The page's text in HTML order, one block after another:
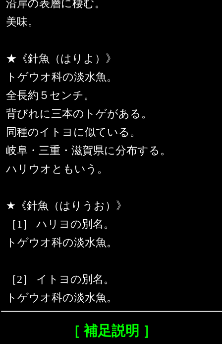
沿岸の表層に棲む。
美味。
★《針魚（はりよ）》
トゲウオ科の淡水魚。
全長約５センチ。
背びれに三本のトゲがある。
同種のイトヨに似ている。
岐阜・三重・滋賀県に分布する。
ハリウオともいう。
★《針魚（はりうお）》
［1］ ハリヨの別名。
トゲウオ科の淡水魚。
［2］ イトヨの別名。
トゲウオ科の淡水魚。
［ 補足説明 ］